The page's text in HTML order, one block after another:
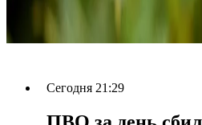
Сегодня 21:29